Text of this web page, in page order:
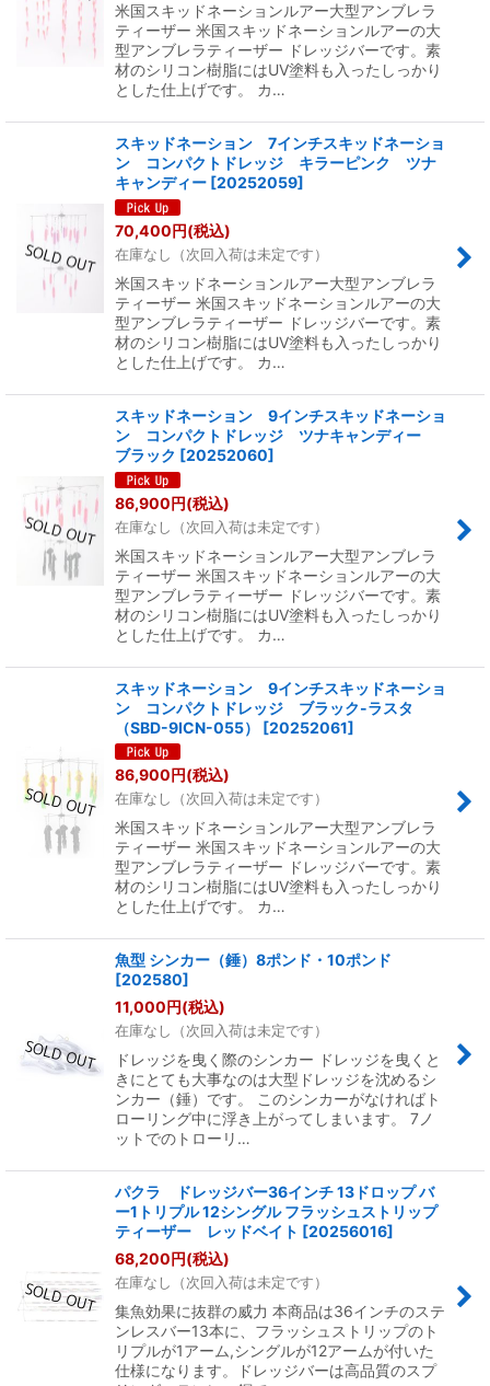
米国スキッドネーションルアー大型アンブレラ
ティーザー 米国スキッドネーションルアーの大
型アンブレラティーザー ドレッジバーです。素
材のシリコン樹脂にはUV塗料も入ったしっかり
とした仕上げです。 カ…
スキッドネーション 7インチスキッドネーショ
ン コンパクトドレッジ キラーピンク ツナ
キャンディー [20252059]
70,400円(税込)
在庫なし（次回入荷は未定です）
米国スキッドネーションルアー大型アンブレラ
ティーザー 米国スキッドネーションルアーの大
型アンブレラティーザー ドレッジバーです。素
材のシリコン樹脂にはUV塗料も入ったしっかり
とした仕上げです。 カ…
スキッドネーション 9インチスキッドネーショ
ン コンパクトドレッジ ツナキャンディー
ブラック [20252060]
86,900円(税込)
在庫なし（次回入荷は未定です）
米国スキッドネーションルアー大型アンブレラ
ティーザー 米国スキッドネーションルアーの大
型アンブレラティーザー ドレッジバーです。素
材のシリコン樹脂にはUV塗料も入ったしっかり
とした仕上げです。 カ…
スキッドネーション 9インチスキッドネーショ
ン コンパクトドレッジ ブラック-ラスタ
（SBD-9ICN-055）
[20252061]
86,900円(税込)
在庫なし（次回入荷は未定です）
米国スキッドネーションルアー大型アンブレラ
ティーザー 米国スキッドネーションルアーの大
型アンブレラティーザー ドレッジバーです。素
材のシリコン樹脂にはUV塗料も入ったしっかり
とした仕上げです。 カ…
魚型 シンカー（錘）8ポンド・10ポンド
[202580]
11,000円(税込)
在庫なし（次回入荷は未定です）
ドレッジを曳く際のシンカー ドレッジを曳くと
きにとても大事なのは大型ドレッジを沈めるシ
ンカー（錘）です。 このシンカーがなければト
ローリング中に浮き上がってしまいます。 7ノ
ットでのトローリ…
パクラ ドレッジバー36インチ 13ドロップ バ
ー1トリプル 12シングル フラッシュストリップ
ティーザー レッドベイト [20256016]
68,200円(税込)
在庫なし（次回入荷は未定です）
集魚効果に抜群の威力 本商品は36インチのステ
ンレスバー13本に、フラッシュストリップのト
リプルが1アーム,シングルが12アームが付いた
仕様になります。ドレッジバーは高品質のスプ